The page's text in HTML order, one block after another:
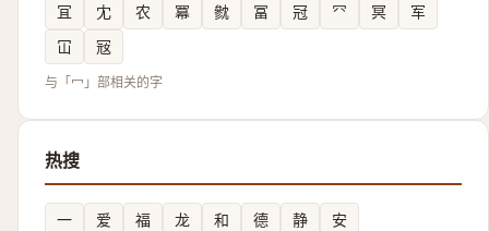
冝 冘 农 冪 㓄 冨 冠 㓁 冥
军
冚
㓂
与「冖」部相关的字
热搜
一 爱 福 龙 和 德 静 安